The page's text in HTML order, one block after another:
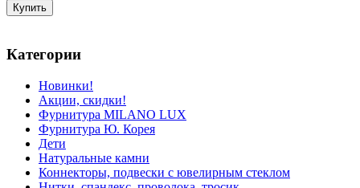
Категории
Новинки!
Акции, скидки!
Фурнитура MILANO LUX
Фурнитура Ю. Корея
Дети
Натуральные камни
Коннекторы, подвески с ювелирным стеклом